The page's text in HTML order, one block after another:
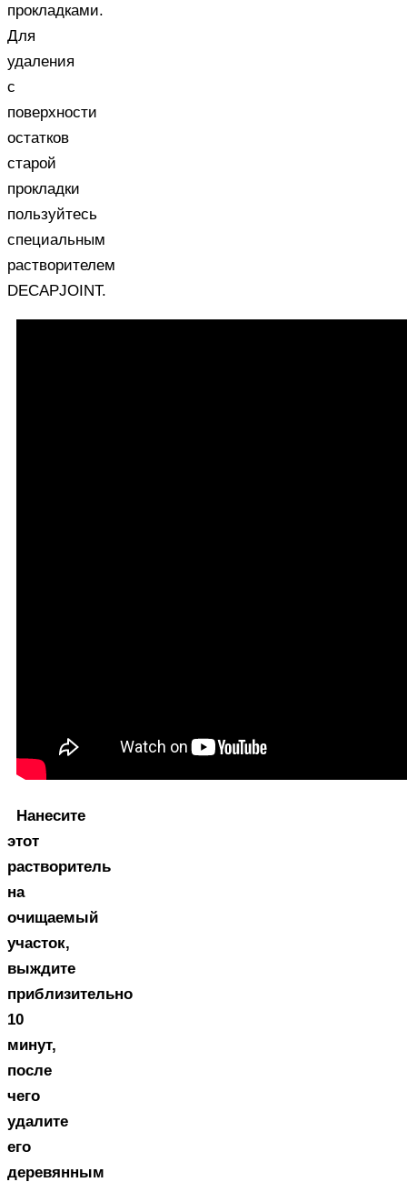
прокладками.
Для
удаления
с
поверхности
остатков
старой
прокладки
пользуйтесь
специальным
растворителем
DECAPJOINT.
Нанесите
этот
растворитель
на
очищаемый
участок,
выждите
приблизительно
10
минут,
после
чего
удалите
его
деревянным